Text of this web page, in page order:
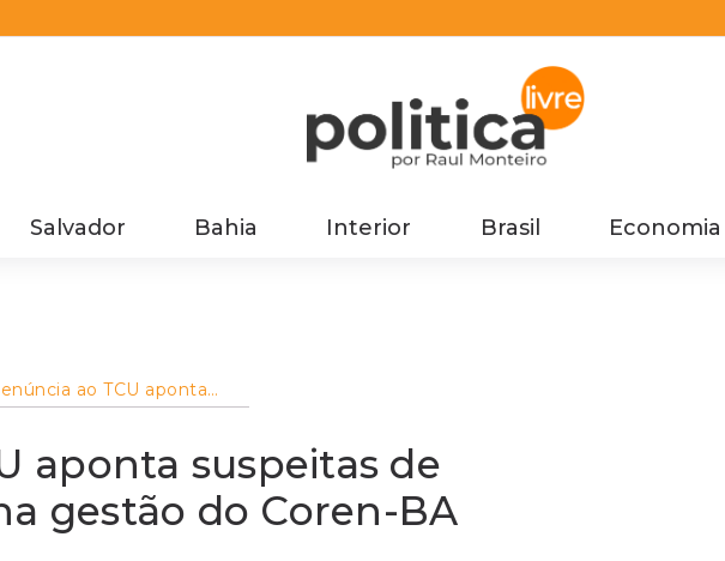
Salvador Bahia Interior Brasil Economia
ao TCU aponta
de irregularidades
aponta suspeitas de
gestão do Coren-BA